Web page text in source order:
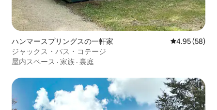
ハンマースプリングスの一軒家 レビュー58
4.95 (58)
ジャックス・パス・コテージ
屋内スペース · 家族 · 裏庭